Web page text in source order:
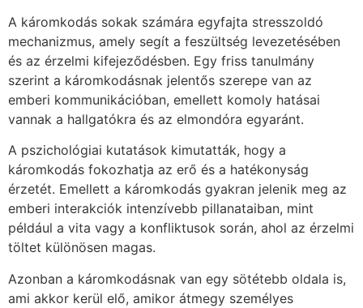
A káromkodás sokak számára egyfajta stresszoldó
mechanizmus, amely segít a feszültség levezetésében
és az érzelmi kifejeződésben. Egy friss tanulmány
szerint a káromkodásnak jelentős szerepe van az
emberi kommunikációban, emellett komoly hatásai
vannak a hallgatókra és az elmondóra egyaránt.
A pszichológiai kutatások kimutatták, hogy a
káromkodás fokozhatja az erő és a hatékonyság
érzetét. Emellett a káromkodás gyakran jelenik meg az
emberi interakciók intenzívebb pillanataiban, mint
például a vita vagy a konfliktusok során, ahol az érzelmi
töltet különösen magas.
Azonban a káromkodásnak van egy sötétebb oldala is,
ami akkor kerül elő, amikor átmegy személyes